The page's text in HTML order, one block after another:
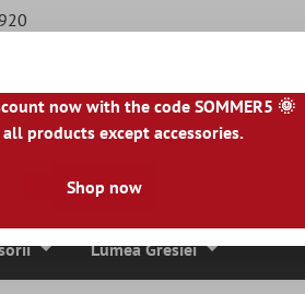
|FI |GR|RO |NO|HU|BG|HR|
Placi De Piatra Naturala
Lumea Gresiei
now with the code SOMMER5 🌞
products except accessories.
Shop now